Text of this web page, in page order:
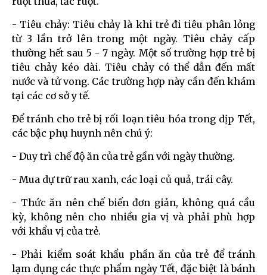
- Tiêu chảy: Tiêu chảy là khi trẻ đi tiêu phân lỏng
từ 3 lần trở lên trong một ngày. Tiêu chảy cấp
thường hết sau 5 - 7 ngày. Một số trường hợp trẻ bị
tiêu chảy kéo dài. Tiêu chảy có thể dẫn đến mất
nước và tử vong. Các trường hợp này cần đến khám
tại các cơ sở y tế.
Để tránh cho trẻ bị rối loạn tiêu hóa trong dịp Tết,
các bậc phụ huynh nên chú ý:
- Duy trì chế độ ăn của trẻ gần với ngày thường.
- Mua dự trữ rau xanh, các loại củ quả, trái cây.
- Thức ăn nên chế biến đơn giản, không quá cầu
kỳ, không nên cho nhiều gia vị và phải phù hợp
với khẩu vị của trẻ.
- Phải kiểm soát khẩu phần ăn của trẻ để tránh
lạm dụng các thực phẩm ngày Tết, đặc biệt là bánh